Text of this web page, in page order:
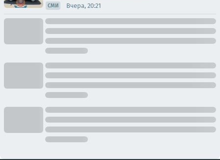
СМИ Вчера, 20:21